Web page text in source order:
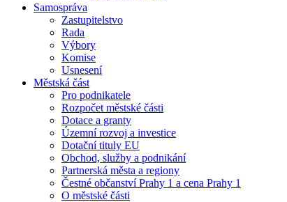
Samospráva
Zastupitelstvo
Rada
Výbory
Komise
Usnesení
Městská část
Pro podnikatele
Rozpočet městské části
Dotace a granty
Územní rozvoj a investice
Dotační tituly EU
Obchod, služby a podnikání
Partnerská města a regiony
Čestné občanství Prahy 1 a cena Prahy 1
O městské části